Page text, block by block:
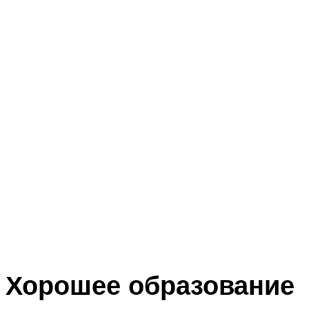
Хорошее образование